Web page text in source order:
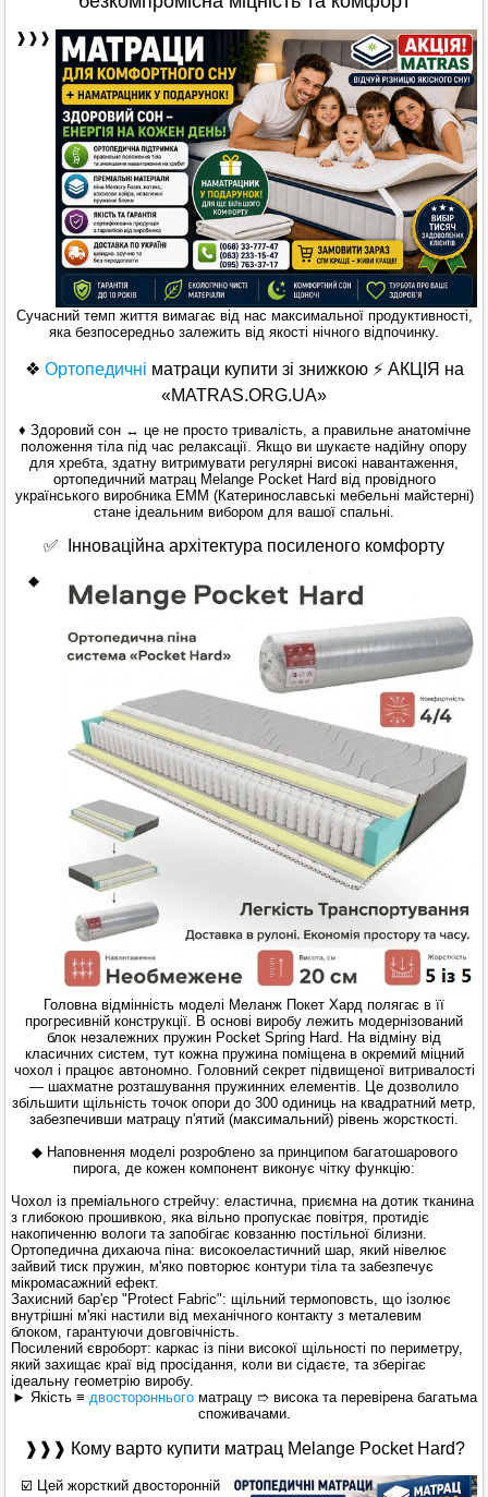
❱❱❱
Сучасний темп життя вимагає від нас максимальної продуктивності,
яка безпосередньо залежить від якості нічного відпочинку.
❖ Ортопедичні матраци купити зі знижкою ⚡ АКЦІЯ на
«MATRAS.ORG.UA»
♦ Здоровий сон ↔ це не просто тривалість, а правильне анатомічне
положення тіла під час релаксації. Якщо ви шукаєте надійну опору
для хребта, здатну витримувати регулярні високі навантаження,
ортопедичний матрац Melange Pocket Hard від провідного
українського виробника EMM (Катеринославські мебельні майстерні)
стане ідеальним вибором для вашої спальні.
✅ Інноваційна архітектура посиленого комфорту
◆
Головна відмінність моделі Меланж Покет Хард полягає в її
прогресивній конструкції. В основі виробу лежить модернізований
блок незалежних пружин Pocket Spring Hard. На відміну від
класичних систем, тут кожна пружина поміщена в окремий міцний
чохол і працює автономно. Головний секрет підвищеної витривалості
— шахматне розташування пружинних елементів. Це дозволило
збільшити щільність точок опори до 300 одиниць на квадратний метр,
забезпечивши матрацу п'ятий (максимальний) рівень жорсткості.
◆ Наповнення моделі розроблено за принципом багатошарового
пирога, де кожен компонент виконує чітку функцію:
Чохол із преміального стрейчу: еластична, приємна на дотик тканина
з глибокою прошивкою, яка вільно пропускає повітря, протидіє
накопиченню вологи та запобігає ковзанню постільної білизни.
Ортопедична дихаюча піна: високоеластичний шар, який нівелює
зайвий тиск пружин, м'яко повторює контури тіла та забезпечує
мікромасажний ефект.
Захисний бар'єр "Protect Fabric": щільний термоповсть, що ізолює
внутрішні м'які настили від механічного контакту з металевим
блоком, гарантуючи довговічність.
Посилений євроборт: каркас із піни високої щільності по периметру,
який захищає краї від просідання, коли ви сідаєте, та зберігає
ідеальну геометрію виробу.
► Якість ≡ двосторонньогоматрацу ➱ висока та перевірена багатьма
споживачами.
❱❱❱ Кому варто купити матрац Melange Pocket Hard?
☑️ Цей жорсткий двосторонній